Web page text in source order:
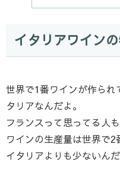
イタリアワイン
世界で1番ワインが作ら
タリアなんだよ。
フランスって思ってる人
ワインの生産量は世界で2
イタリアよりも少ないんだ